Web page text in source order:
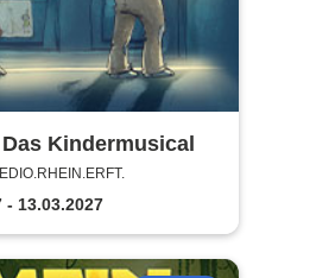
Kindermusical
- 13.03.2027